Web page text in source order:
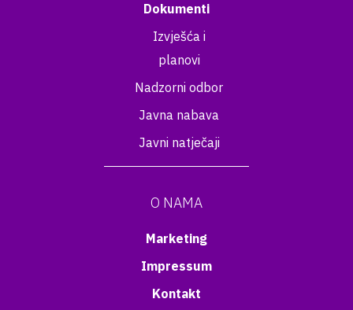
Dokumenti
Izvješća i
planovi
Nadzorni odbor
Javna nabava
Javni natječaji
O NAMA
Marketing
Impressum
Kontakt